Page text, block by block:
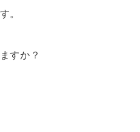
。
すか？